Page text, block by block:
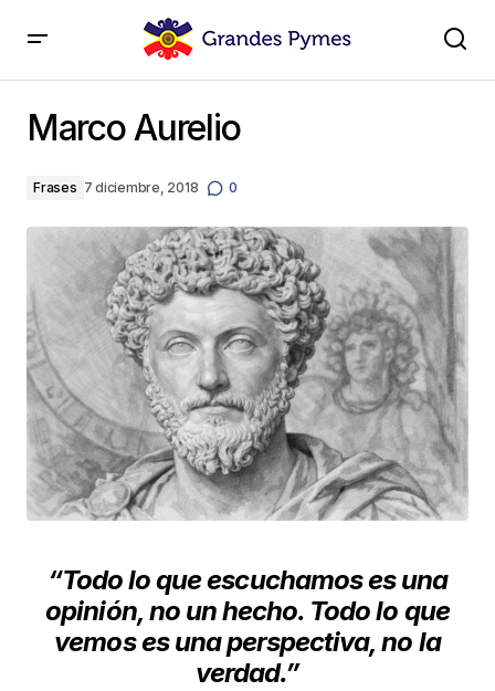
Marco Aurelio
Frases 7 diciembre, 2018 0
“Todo lo que escuchamos es una
opinión, no un hecho. Todo lo que
vemos es una perspectiva, no la
verdad.”